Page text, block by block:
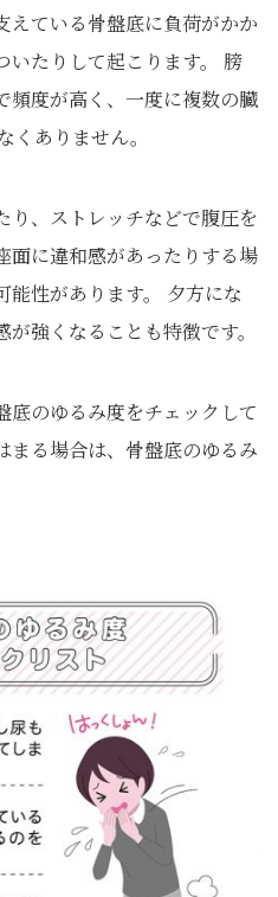
えている骨盤底に負荷がかか
いたりして起こります。 膀
頻度が高く、一度に複数の臓
くありません。
り、ストレッチなどで腹圧を
面に違和感があったりする場
能性があります。 夕方にな
強くなることも特徴です。
底のゆるみ度をチェックして
まる場合は、骨盤底のゆるみ